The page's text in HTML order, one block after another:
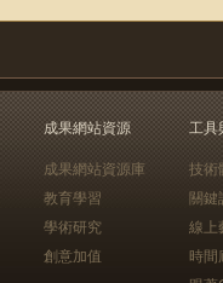
成果網站資源
成果網站資源庫
教育學習
學術研究
創意加值
工具
技術
關鍵
線上
時間